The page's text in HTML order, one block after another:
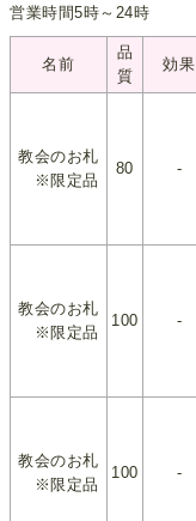
営業時間5時～24時
名前
品
質
効果
教会のお札
※限定品
80 -
教会のお札
※限定品
100 -
教会のお札
※限定品
100 -